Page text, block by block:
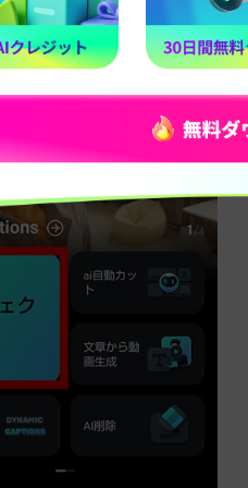
します。